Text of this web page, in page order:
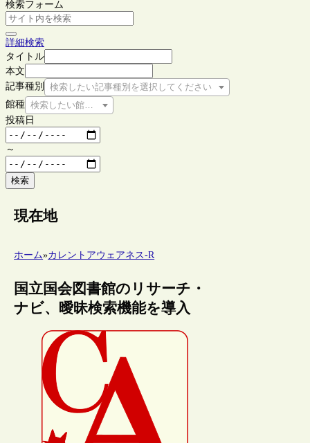
検索フォーム
詳細検索
タイトル
本文
記事種別
検索したい記事種別を選択してください
館種 検索したい館種を選択してください
投稿日
～
検索
現在地
ホーム»カレントアウェアネス-R
国立国会図書館のリサーチ・
ナビ、曖昧検索機能を導入